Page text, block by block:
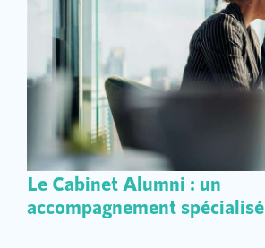
Le Cabinet Alumni : un
accompagnement spécialisé